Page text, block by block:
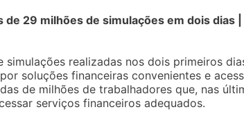
de 29 milhões de simulações em dois dias
simulações realizadas nos dois primeiros
soluções financeiras convenientes e
de milhões de trabalhadores que, nas
serviços financeiros adequados.